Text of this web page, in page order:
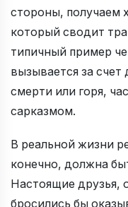
стороны, получаем
который сводит
типичный пример
вызывается за
смерти или горя,
сарказмом.
В реальной жизни
конечно, должна
Настоящие друзья,
бросились бы